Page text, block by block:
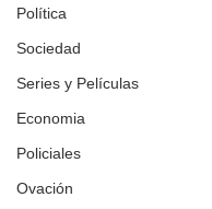
Política
Sociedad
Series y Películas
Economia
Policiales
Ovación